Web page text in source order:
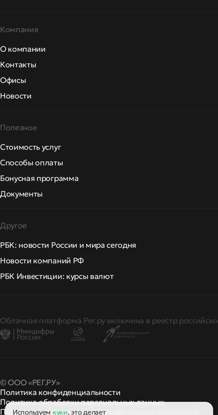
Компания
О компании
Контакты
Офисы
Новости
Полезное
Стоимость услуг
Способы оплаты
Бонусная программа
Документы
Другое
РБК: новости России и мира сегодня
Новости компаний РФ
РБК Инвестиции: курсы валют
Облачная платформа Рег.ру включена в реестр
© ООО «РЕГ.РУ»
Политика конфиденциальности
Политика обработки персональных данных
Правила применения рекомендательных технологий
Используем куки, это делает